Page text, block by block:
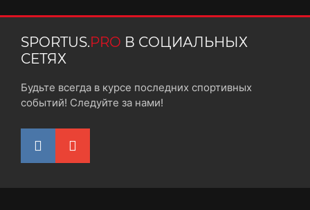
SPORTUS.PRO В СОЦИАЛЬНЫХ
СЕТЯХ
Будьте всегда в курсе последних спортивных
событий! Следуйте за нами!